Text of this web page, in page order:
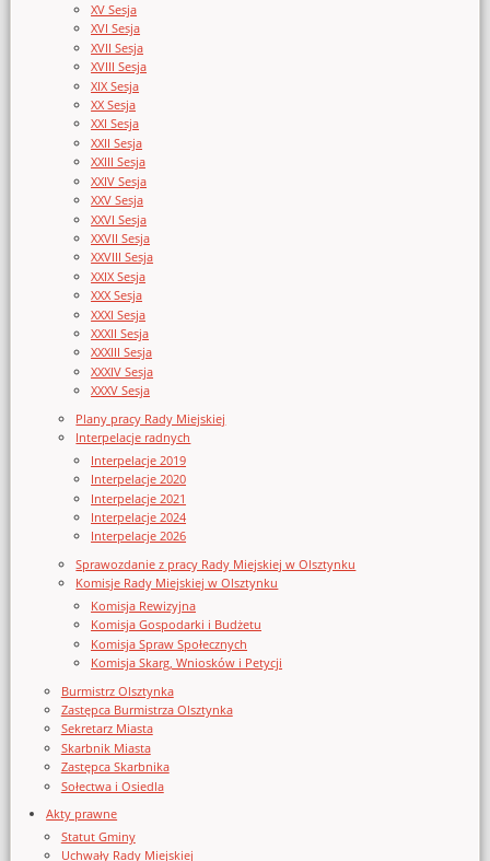
XV Sesja
XVI Sesja
XVII Sesja
XVIII Sesja
XIX Sesja
XX Sesja
XXI Sesja
XXII Sesja
XXIII Sesja
XXIV Sesja
XXV Sesja
XXVI Sesja
XXVII Sesja
XXVIII Sesja
XXIX Sesja
XXX Sesja
XXXI Sesja
XXXII Sesja
XXXIII Sesja
XXXIV Sesja
XXXV Sesja
Plany pracy Rady Miejskiej
Interpelacje radnych
Interpelacje 2019
Interpelacje 2020
Interpelacje 2021
Interpelacje 2024
Interpelacje 2026
Sprawozdanie z pracy Rady Miejskiej w Olsztynku
Komisje Rady Miejskiej w Olsztynku
Komisja Rewizyjna
Komisja Gospodarki i Budżetu
Komisja Spraw Społecznych
Komisja Skarg, Wniosków i Petycji
Burmistrz Olsztynka
Zastępca Burmistrza Olsztynka
Sekretarz Miasta
Skarbnik Miasta
Zastępca Skarbnika
Sołectwa i Osiedla
Akty prawne
Statut Gminy
Uchwały Rady Miejskiej